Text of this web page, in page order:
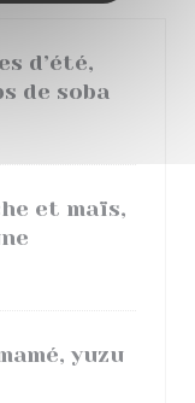
d’été,
de soba
et maïs,
yuzu